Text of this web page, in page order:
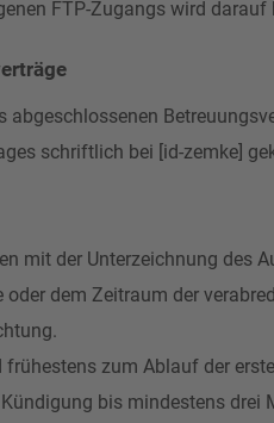
FTP-Zugangs wird
abgeschlossenen
schriftlich bei [id-zemke]
mit der Unterzeichnung des
oder dem Zeitraum der
frühestens zum Ablauf der
bis mindestens